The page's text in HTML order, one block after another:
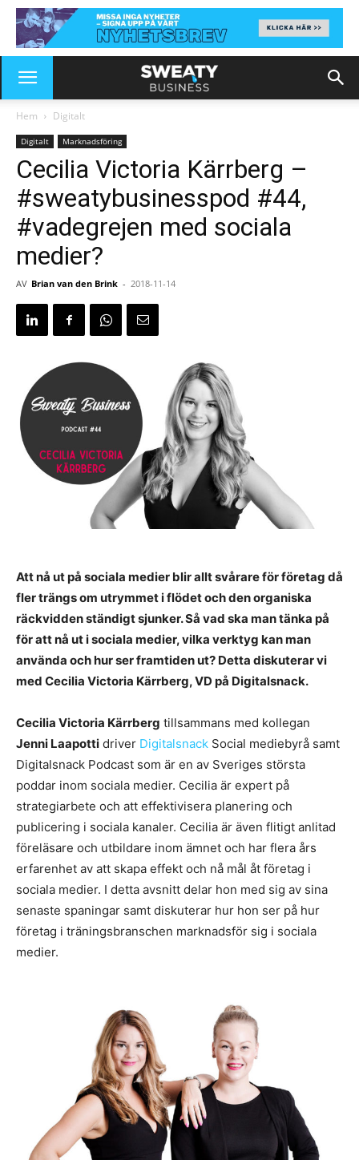
Hem Digitalt
Digitalt Marknadsföring
Cecilia Victoria Kärrberg –
#sweatybusinesspod #44,
#vadegrejen med sociala
medier?
AV Brian van den Brink - 2018-11-14
Att nå ut på sociala medier blir allt svårare för företag då
fler trängs om utrymmet i flödet och den organiska
räckvidden ständigt sjunker. Så vad ska man tänka på
för att nå ut i sociala medier, vilka verktyg kan man
använda och hur ser framtiden ut? Detta diskuterar vi
med Cecilia Victoria Kärrberg, VD på Digitalsnack.
Cecilia Victoria Kärrberg tillsammans med kollegan
Jenni Laapotti driver Digitalsnack Social mediebyrå samt
Digitalsnack Podcast som är en av Sveriges största
poddar inom sociala medier. Cecilia är expert på
strategiarbete och att effektivisera planering och
publicering i sociala kanaler. Cecilia är även flitigt anlitad
föreläsare och utbildare inom ämnet och har flera års
erfarenhet av att skapa effekt och nå mål åt företag i
sociala medier. I detta avsnitt delar hon med sig av sina
senaste spaningar samt diskuterar hur hon ser på hur
företag i träningsbranschen marknadsför sig i sociala
medier.